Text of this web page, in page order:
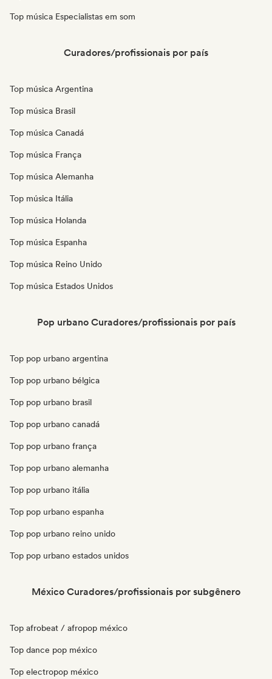
Top música Especialistas em som
Curadores/profissionais por país
Top música Argentina
Top música Brasil
Top música Canadá
Top música França
Top música Alemanha
Top música Itália
Top música Holanda
Top música Espanha
Top música Reino Unido
Top música Estados Unidos
Pop urbano Curadores/profissionais por país
Top pop urbano argentina
Top pop urbano bélgica
Top pop urbano brasil
Top pop urbano canadá
Top pop urbano frança
Top pop urbano alemanha
Top pop urbano itália
Top pop urbano espanha
Top pop urbano reino unido
Top pop urbano estados unidos
México Curadores/profissionais por subgênero
Top afrobeat / afropop méxico
Top dance pop méxico
Top electropop méxico